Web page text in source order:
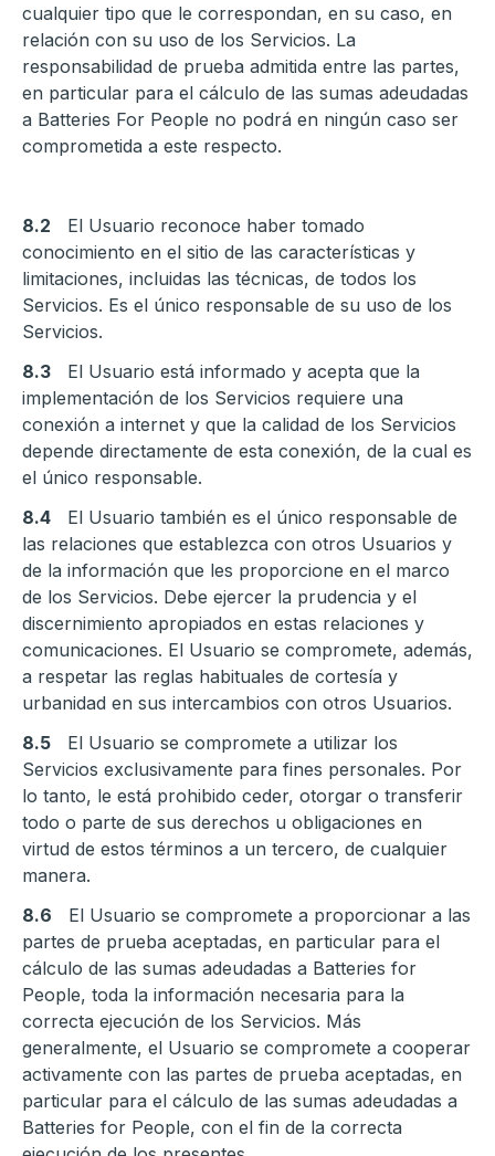
cualquier tipo que le correspondan, en su caso, en
relación con su uso de los Servicios. La
responsabilidad de prueba admitida entre las partes,
en particular para el cálculo de las sumas adeudadas
a Batteries For People no podrá en ningún caso ser
comprometida a este respecto.
8.2 El Usuario reconoce haber tomado
conocimiento en el sitio de las características y
limitaciones, incluidas las técnicas, de todos los
Servicios. Es el único responsable de su uso de los
Servicios.
8.3 El Usuario está informado y acepta que la
implementación de los Servicios requiere una
conexión a internet y que la calidad de los Servicios
depende directamente de esta conexión, de la cual es
el único responsable.
8.4 El Usuario también es el único responsable de
las relaciones que establezca con otros Usuarios y
de la información que les proporcione en el marco
de los Servicios. Debe ejercer la prudencia y el
discernimiento apropiados en estas relaciones y
comunicaciones. El Usuario se compromete, además,
a respetar las reglas habituales de cortesía y
urbanidad en sus intercambios con otros Usuarios.
8.5 El Usuario se compromete a utilizar los
Servicios exclusivamente para fines personales. Por
lo tanto, le está prohibido ceder, otorgar o transferir
todo o parte de sus derechos u obligaciones en
virtud de estos términos a un tercero, de cualquier
manera.
8.6 El Usuario se compromete a proporcionar a las
partes de prueba aceptadas, en particular para el
cálculo de las sumas adeudadas a Batteries for
People, toda la información necesaria para la
correcta ejecución de los Servicios. Más
generalmente, el Usuario se compromete a cooperar
activamente con las partes de prueba aceptadas, en
particular para el cálculo de las sumas adeudadas a
Batteries for People, con el fin de la correcta